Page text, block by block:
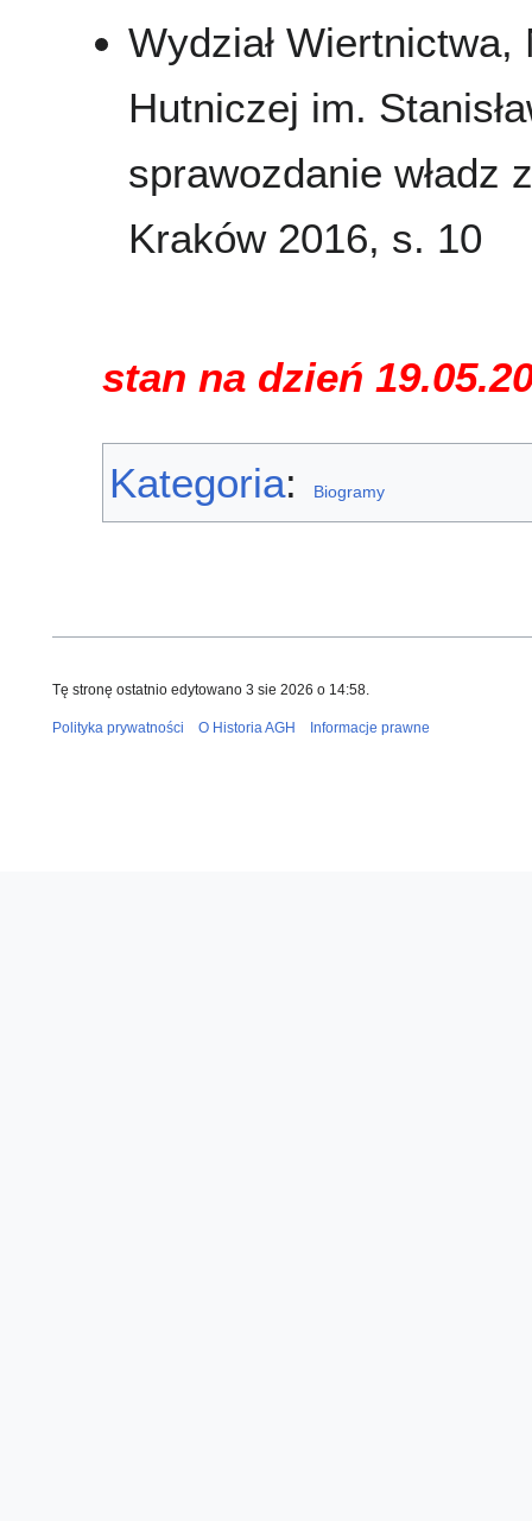
Wydział
Hutniczej im.
sprawozdanie władz
Kraków 2016, s. 10
stan na dzień
Kategoria: Biogramy
Tę stronę ostatnio edytowano 3 sie 2026 o 14:58.
Polityka prywatności O Historia AGH Informacje prawne